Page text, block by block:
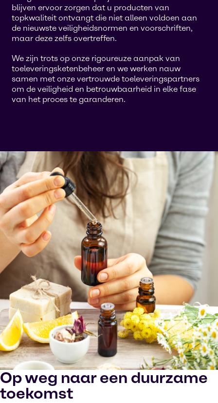
blijven ervoor zorgen dat u producten van
topkwaliteit ontvangt die niet alleen voldoen aan
de nieuwste veiligheidsnormen en voorschriften,
maar deze zelfs overtreffen.
We zijn trots op onze rigoureuze aanpak van
toeleveringsketenbeheer en we werken nauw
samen met onze vertrouwde toeleveringspartners
om de veiligheid en betrouwbaarheid in elke fase
van het proces te garanderen.
Op weg naar een duurzame
toekomst